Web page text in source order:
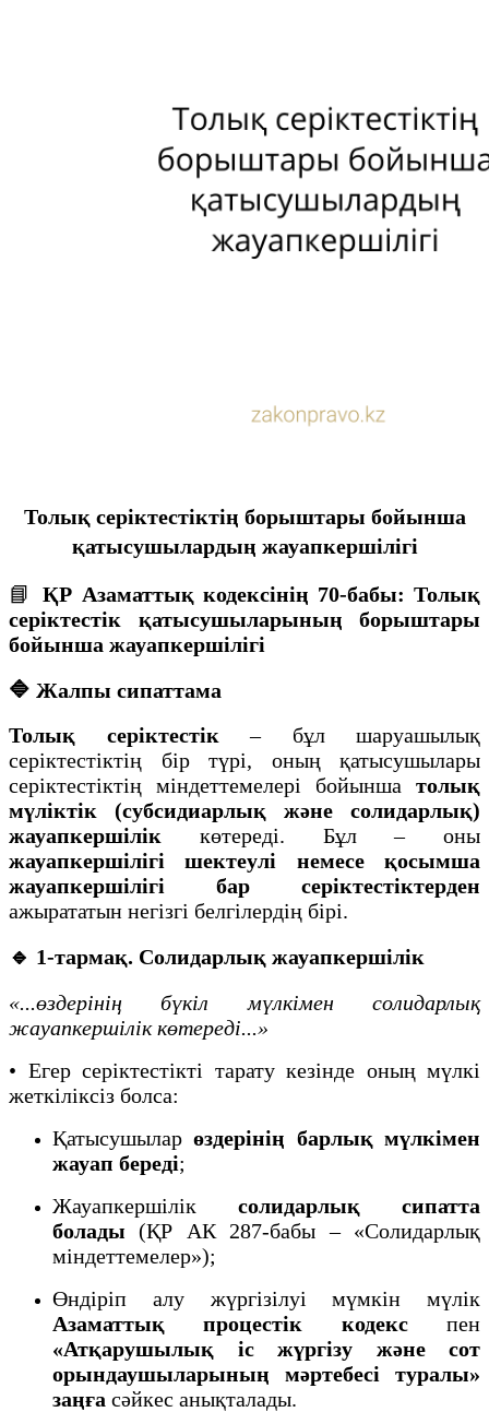
Толық серіктестіктің борыштары бойынша
қатысушылардың жауапкершілігі
📘ҚР Азаматтық кодексінің 70-бабы: Толық
серіктестік қатысушыларының борыштары
бойынша жауапкершілігі
🔷 Жалпы сипаттама
Толық серіктестік – бұл шаруашылық
серіктестіктің бір түрі, оның қатысушылары
серіктестіктің міндеттемелері бойынша толық
мүліктік (субсидиарлық және солидарлық)
жауапкершілік көтереді. Бұл – оны
жауапкершілігі шектеулі немесе қосымша
жауапкершілігі бар серіктестіктерден
ажырататын негізгі белгілердің бірі.
🔹 1-тармақ. Солидарлық жауапкершілік
«...өздерінің бүкіл мүлкімен солидарлық
жауапкершілік көтереді...»
• Егер серіктестікті тарату кезінде оның мүлкі
жеткіліксіз болса:
Қатысушыларөздерінің барлық мүлкімен
жауап береді;
Жауапкершілік солидарлық сипатта
болады (ҚР АК 287-бабы – «Солидарлық
міндеттемелер»);
Өндіріп алу жүргізілуі мүмкін мүлік
Азаматтық процестік кодекспен
«Атқарушылық іс жүргізу және сот
орындаушыларының мәртебесі туралы»
заңға сәйкес анықталады.